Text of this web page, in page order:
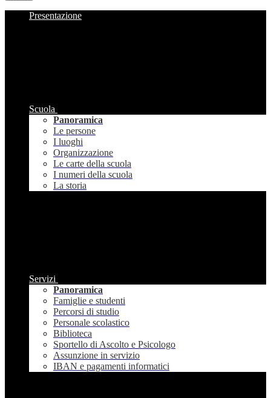
Presentazione
Scuola
Panoramica
Le persone
I luoghi
Organizzazione
Le carte della scuola
I numeri della scuola
La storia
Servizi
Panoramica
Famiglie e studenti
Percorsi di studio
Personale scolastico
Biblioteca
Sportello di Ascolto e Psicologo
Assunzione in servizio
IBAN e pagamenti informatici